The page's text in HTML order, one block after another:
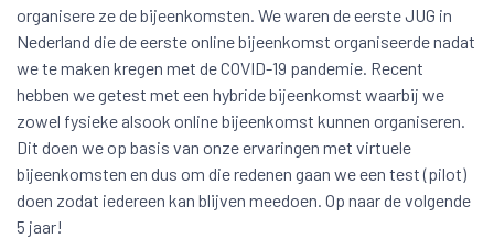
organisere ze de bijeenkomsten. We waren de eerste JUG in
Nederland die de eerste online bijeenkomst organiseerde nadat
we te maken kregen met de COVID-19 pandemie. Recent
hebben we getest met een hybride bijeenkomst waarbij we
zowel fysieke alsook online bijeenkomst kunnen organiseren.
Dit doen we op basis van onze ervaringen met virtuele
bijeenkomsten en dus om die redenen gaan we een test (pilot)
doen zodat iedereen kan blijven meedoen. Op naar de volgende
5 jaar!